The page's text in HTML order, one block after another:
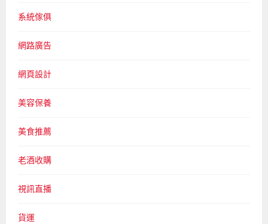
系統傢俱
網路廣告
網頁設計
美容保養
美食推薦
老酒收購
視訊直播
貨運